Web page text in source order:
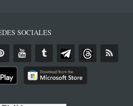
SOCIALES